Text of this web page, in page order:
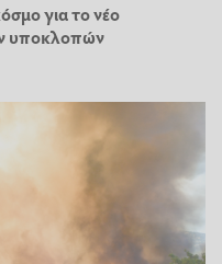
για το νέο
υποκλοπών